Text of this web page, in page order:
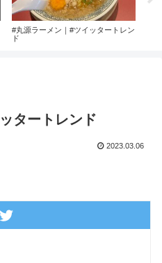
#丸源ラーメン｜#ツイッタートレン
ド
タートレンド
2023.03.06